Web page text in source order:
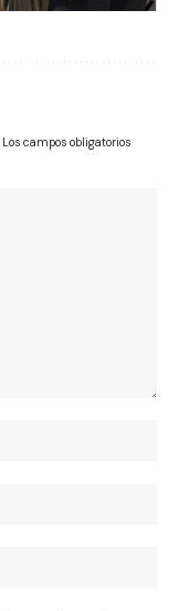
Los campos obligatorios